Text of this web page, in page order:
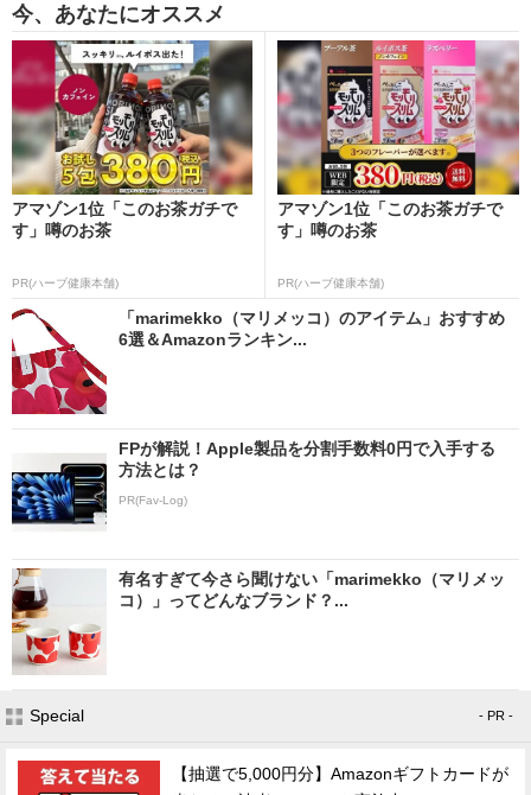
今、あなたにオススメ
アマゾン1位「このお茶ガチで
す」噂のお茶
PR(ハーブ健康本舗)
アマゾン1位「このお茶ガチで
す」噂のお茶
PR(ハーブ健康本舗)
「marimekko（マリメッコ）のアイテム」おすすめ
6選＆Amazonランキン...
FPが解説！Apple製品を分割手数料0円で入手する
方法とは？
PR(Fav-Log)
有名すぎて今さら聞けない「marimekko（マリメッ
コ）」ってどんなブランド？...
Special - PR -
【抽選で5,000円分】Amazonギフトカードが